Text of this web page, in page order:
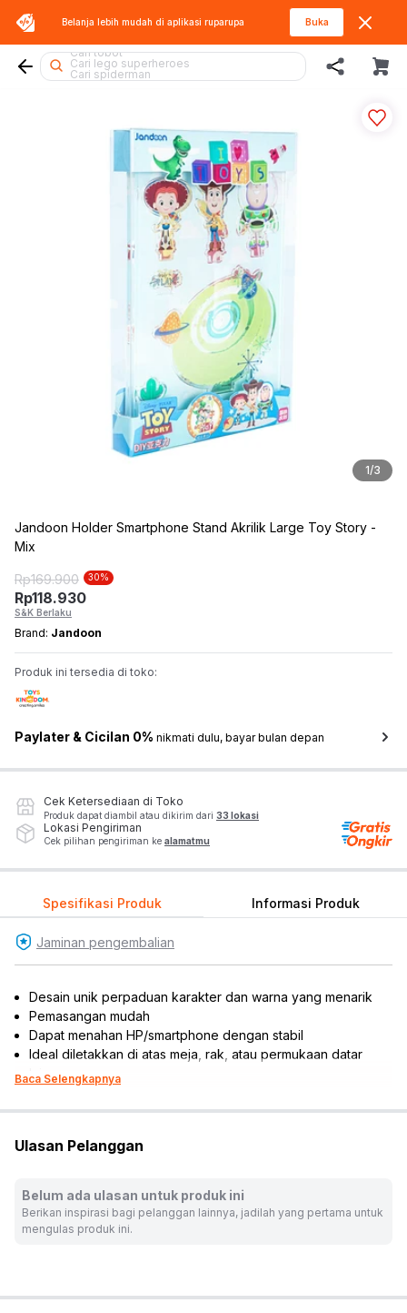
Belanja lebih mudah di aplikasi ruparupa Buka
Cari diecast
Cari tobot
Cari lego superheroes
Cari spiderman
Cari blokees
Cari lego botanicals
Cari sylvanian
Cari miffy
Cari pokemon
Cari marvel legends
Cari hello kitty
Cari gel blaster
Cari fuggler
1/3
Jandoon Holder Smartphone Stand Akrilik Large Toy Story -
Mix
Rp169.900 30%
Rp118.930
S&K Berlaku
Brand: Jandoon
Produk ini tersedia di toko:
Paylater & Cicilan 0% nikmati dulu, bayar bulan depan
Cek Ketersediaan di Toko
Produk dapat diambil atau dikirim dari 33 lokasi
Lokasi Pengiriman
Cek pilihan pengiriman ke alamatmu
Spesifikasi Produk Informasi Produk
Jaminan pengembalian
Desain unik perpaduan karakter dan warna yang menarik
Pemasangan mudah
Dapat menahan HP/smartphone dengan stabil
Ideal diletakkan di atas meja, rak, atau permukaan datar
lainnya
Dimensi produk: 15.3 cm x 2.2 cm x 23 cm
Warna:Mix
Dimensi Kemasan:
SKU:10627046
Nama Komoditas: JD-ACRYLIC CELLPHONE STAND
TOYSTORY LRGE
Baca Selengkapnya
Ulasan Pelanggan
Belum ada ulasan untuk produk ini
Berikan inspirasi bagi pelanggan lainnya, jadilah yang pertama untuk
mengulas produk ini.